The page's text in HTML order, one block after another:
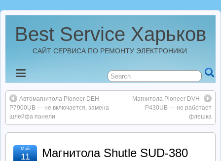
Best Service Харьков
САЙТ СЕРВИСА ПО РЕМОНТУ ЭЛЕКТРОНИКИ.
Новости
Best Service Харьков
Ремонт Автомагнитол
Автомагнитола Pioneer DEH-
P7900UB — не включается, замена
шлейфа панели
Магнитола Pioneer DVH-
P430UB — не работает
флешка
Магнитола Shutle SUD-380
Май
11